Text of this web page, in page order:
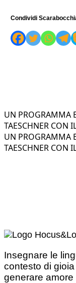
Condividi
UN PROGRAMMA
TAESCHNER CON
UN PROGRAMMA
TAESCHNER CON
Insegnare le
contesto di
generare